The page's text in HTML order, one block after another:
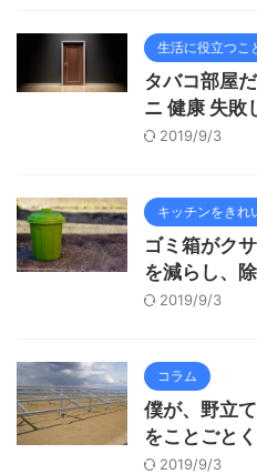
生活に役立つこ
タバコ部屋
ニ 健康 失敗
2019/9/3
キッチンをきれ
ゴミ箱がク
を減らし、
2019/9/3
コラム
僕が、野立
をことごと
2019/9/3